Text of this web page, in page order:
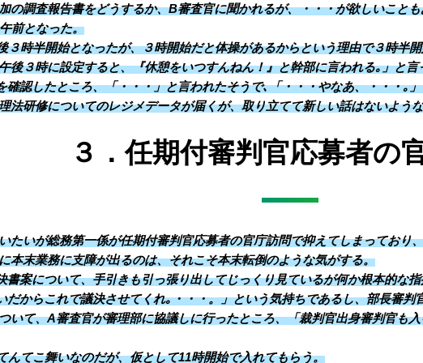
の調査報告書をどうするか、B審査官に聞かれるが、・・・が欲しいこと
前となった。
３時半開始となったが、３時開始だと体操があるからという理由で３時半
後３時に設定すると、『休憩をいつすんねん！』と幹部に言われる｡」と言
確認したところ、「・・・」と言われたそうで､「・・・やなあ、・・・｡
法研修についてのレジメデータが届くが、取り立てて新しい話はないよう
３．任期付審判官応募者の
たいが総務第一係が任期付審判官応募者の官庁訪問で抑えてしまっており
本末業務に支障が出るのは、それこそ本末転倒のような気がする。
書案について、手引きも引っ張り出してじっくり見ているが何か根本的な
だからこれで議決させてくれ｡・・・。」という気持ちであるし、部長審判
いて、A審査官が審理部に協議しに行ったところ、「裁判官出身審判官も
んてこ舞いなのだが、仮として11時開始で入れてもらう。